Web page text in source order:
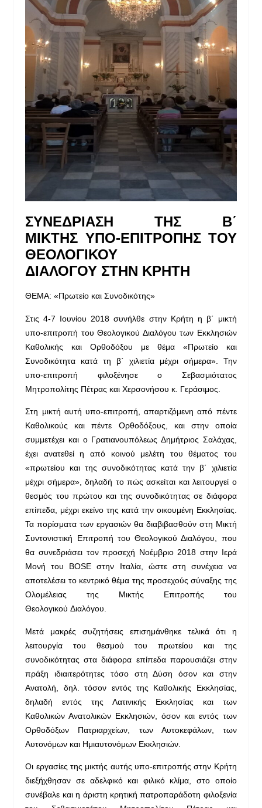
ΣΥΝΕΔΡΙΑΣΗ ΤΗΣ
Β΄
ΜΙΚΤΗΣ ΥΠΟ-ΕΠΙΤΡΟΠΗΣ ΤΟΥ
ΘΕΟΛΟΓΙΚΟΥ
ΔΙΑΛΟΓΟΥ ΣΤΗΝ ΚΡΗΤΗ
ΘΕΜΑ: «Πρωτείο και Συνοδικότης»
Στις 4-7 Ιουνίου 2018 συνήλθε στην Κρήτη η β΄ μικτή
υπο-επιτροπή του Θεολογικού Διαλόγου των Εκκλησιών
Καθολικής και Ορθοδόξου με θέμα «Πρωτείο και
Συνοδικότητα κατά τη β΄ χιλιετία μέχρι σήμερα». Την
υπο-επιτροπή φιλοξένησε ο Σεβασμιότατος
Μητροπολίτης Πέτρας και Χερσονήσου κ. Γεράσιμος.
Στη μικτή αυτή υπο-επιτροπή, απαρτιζόμενη από πέντε
Καθολικούς και πέντε Ορθοδόξους, και στην οποία
συμμετέχει και ο Γρατιανουπόλεως Δημήτριος Σαλάχας,
έχει ανατεθεί η από κοινού μελέτη του θέματος του
«πρωτείου και της συνοδικότητας κατά την β΄ χιλιετία
μέχρι σήμερα», δηλαδή το πώς ασκείται και λειτουργεί ο
θεσμός του πρώτου και της συνοδικότητας σε διάφορα
επίπεδα, μέχρι εκείνο της κατά την οικουμένη Εκκλησίας.
Τα πορίσματα των εργασιών θα διαβιβασθούν στη Μικτή
Συντονιστική Επιτροπή του Θεολογικού Διαλόγου, που
θα συνεδριάσει τον προσεχή Νοέμβριο 2018 στην Ιερά
Μονή του BOSE στην Ιταλία, ώστε στη συνέχεια να
αποτελέσει το κεντρικό θέμα της προσεχούς σύναξης της
Ολομέλειας της Μικτής Επιτροπής του
Θεολογικού Διαλόγου.
Μετά μακρές συζητήσεις επισημάνθηκε τελικά ότι η
λειτουργία του θεσμού του πρωτείου και της
συνοδικότητας στα διάφορα επίπεδα παρουσιάζει στην
πράξη ιδιαιτερότητες τόσο στη Δύση όσον και στην
Ανατολή, δηλ. τόσον εντός της Καθολικής Εκκλησίας,
δηλαδή εντός της Λατινικής Εκκλησίας και των
Καθολικών Ανατολικών Εκκλησιών, όσον και εντός των
Ορθοδόξων Πατριαρχείων, των Αυτοκεφάλων, των
Αυτονόμων και Ημιαυτονόμων Εκκλησιών.
Οι εργασίες της μικτής αυτής υπο-επιτροπής στην Κρήτη
διεξήχθησαν σε αδελφικό και φιλικό κλίμα, στο οποίο
συνέβαλε και η άριστη κρητική πατροπαράδοτη φιλοξενία